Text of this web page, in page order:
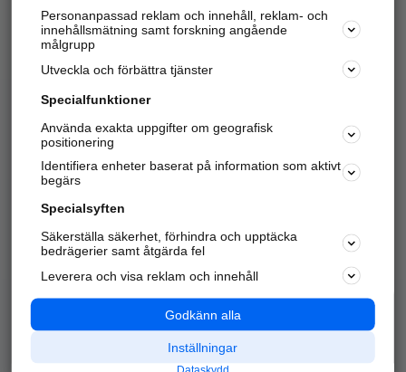
Hitta telefonnummer, adresser, företagsinfo mm.
Marknadsför företaget
Kom igång och annonsera mot
samarbetspartners nära dig.
Alla kategorier
Populära sökningar
API & Kartor
Annonsera
Integritet
Nödnummer
Personanpassad reklam och innehåll, reklam- och
innehållsmätning samt forskning angående
målgrupp
Utveckla och förbättra tjänster
Specialfunktioner
Använda exakta uppgifter om geografisk
positionering
Identifiera enheter baserat på information som aktivt
begärs
Specialsyften
Säkerställa säkerhet, förhindra och upptäcka
bedrägerier samt åtgärda fel
Leverera och visa reklam och innehåll
Godkänn alla
Inställningar
Dataskydd